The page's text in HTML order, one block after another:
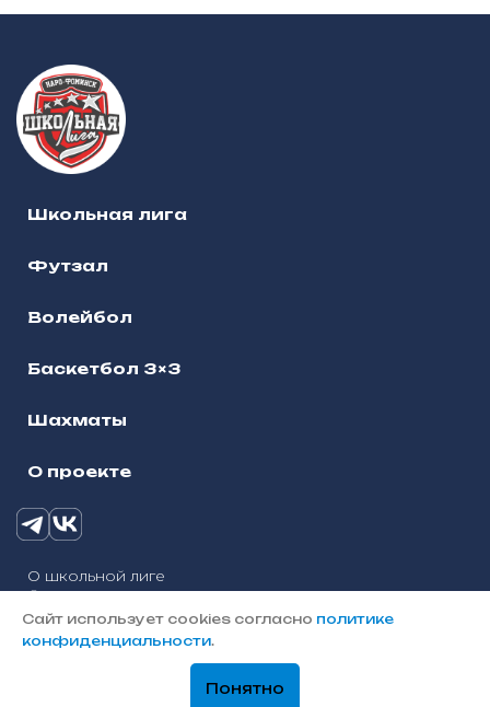
Школьная лига
Футзал
Волейбол
Баскетбол 3×3
Шахматы
О проекте
О школьной лиге
© 2025, Школьная лига городского округа Наро-
Фоминск
Политика конфиденциальности
Сайт использует cookies согласно политике
конфиденциальности.
Понятно